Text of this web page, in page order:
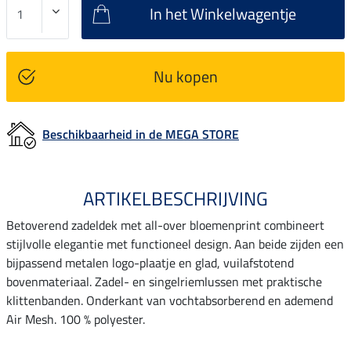
In het Winkelwagentje
Nu kopen
Beschikbaarheid in de MEGA STORE
ARTIKELBESCHRIJVING
Betoverend zadeldek met all-over bloemenprint combineert
stijlvolle elegantie met functioneel design. Aan beide zijden een
bijpassend metalen logo-plaatje en glad, vuilafstotend
bovenmateriaal. Zadel- en singelriemlussen met praktische
klittenbanden. Onderkant van vochtabsorberend en ademend
Air Mesh. 100 % polyester.